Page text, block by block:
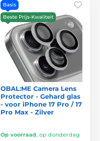
Basis
Beste Prijs-Kwaliteit
OBAL:ME Camera Lens
Protector - Gehard glas
- voor iPhone 17 Pro / 17
Pro Max - Zilver
Op voorraad, op donderdag